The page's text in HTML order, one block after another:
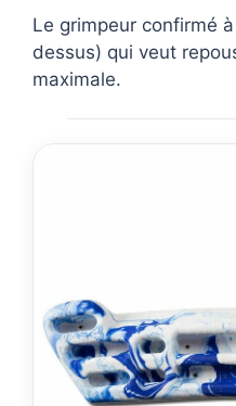
Le grimpeur confirmé
dessus) qui veut
maximale.